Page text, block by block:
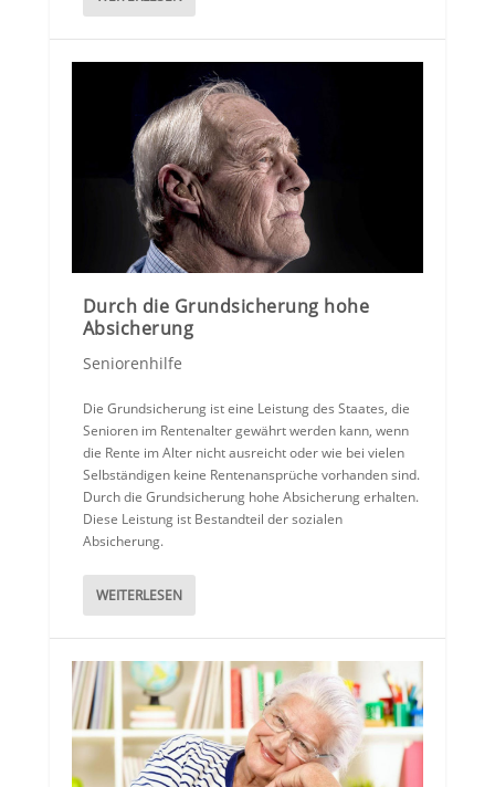
Durch die Grundsicherung hohe
Absicherung
Seniorenhilfe
Die Grundsicherung ist eine Leistung des Staates, die
Senioren im Rentenalter gewährt werden kann, wenn
die Rente im Alter nicht ausreicht oder wie bei vielen
Selbständigen keine Rentenansprüche vorhanden sind.
Durch die Grundsicherung hohe Absicherung erhalten.
Diese Leistung ist Bestandteil der sozialen
Absicherung.
WEITERLESEN